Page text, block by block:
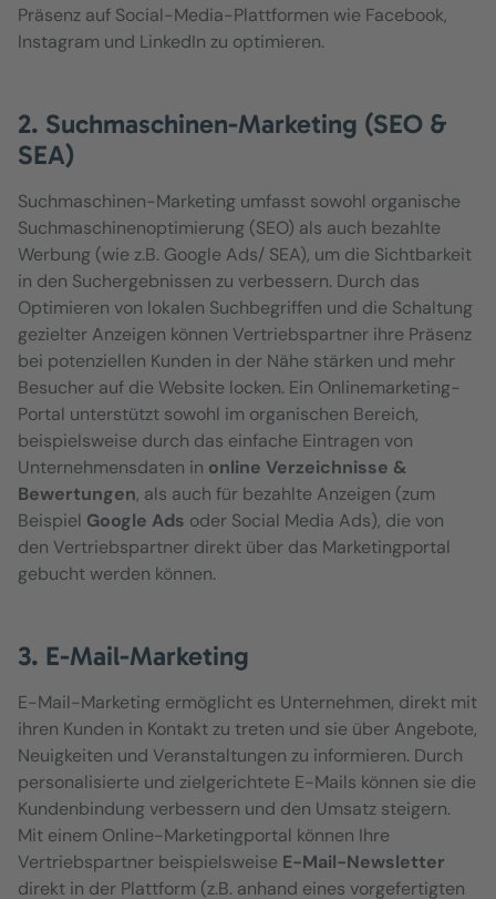
Präsenz auf Social-Media-Plattformen wie Facebook,
Instagram und LinkedIn zu optimieren.
2. Suchmaschinen-Marketing (SEO &
SEA)
Suchmaschinen-Marketing umfasst sowohl organische
Suchmaschinenoptimierung (SEO) als auch bezahlte
Werbung (wie z.B. Google Ads/ SEA), um die Sichtbarkeit
in den Suchergebnissen zu verbessern. Durch das
Optimieren von lokalen Suchbegriffen und die Schaltung
gezielter Anzeigen können Vertriebspartner ihre Präsenz
bei potenziellen Kunden in der Nähe stärken und mehr
Besucher auf die Website locken. Ein Onlinemarketing-
Portal unterstützt sowohl im organischen Bereich,
beispielsweise durch das einfache Eintragen von
Unternehmensdaten in online Verzeichnisse &
Bewertungen, als auch für bezahlte Anzeigen (zum
Beispiel Google Ads oder Social Media Ads), die von
den Vertriebspartner direkt über das Marketingportal
gebucht werden können.
3. E-Mail-Marketing
E-Mail-Marketing ermöglicht es Unternehmen, direkt mit
ihren Kunden in Kontakt zu treten und sie über Angebote,
Neuigkeiten und Veranstaltungen zu informieren. Durch
personalisierte und zielgerichtete E-Mails können sie die
Kundenbindung verbessern und den Umsatz steigern.
Mit einem Online-Marketingportal können Ihre
Vertriebspartner beispielsweise E-Mail-Newsletter
direkt in der Plattform (z.B. anhand eines vorgefertigten